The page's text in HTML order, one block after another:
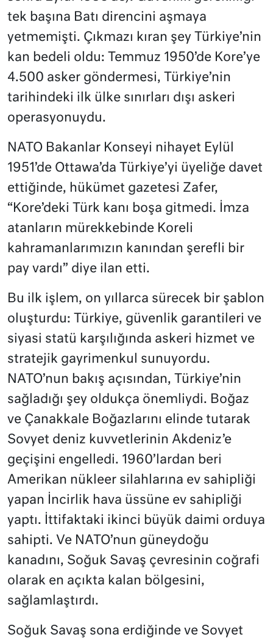
tek başına Batı direncini aşmaya
yetmemişti. Çıkmazı kıran şey Türkiye’nin
kan bedeli oldu: Temmuz 1950’de Kore’ye
4.500 asker göndermesi, Türkiye’nin
tarihindeki ilk ülke sınırları dışı askeri
operasyonuydu.
NATO Bakanlar Konseyi nihayet Eylül
1951’de Ottawa’da Türkiye’yi üyeliğe davet
ettiğinde, hükümet gazetesi Zafer,
“Kore’deki Türk kanı boşa gitmedi. İmza
atanların mürekkebinde Koreli
kahramanlarımızın kanından şerefli bir
pay vardı” diye ilan etti.
Bu ilk işlem, on yıllarca sürecek bir şablon
oluşturdu: Türkiye, güvenlik garantileri ve
siyasi statü karşılığında askeri hizmet ve
stratejik gayrimenkul sunuyordu.
NATO’nun bakış açısından, Türkiye’nin
sağladığı şey oldukça önemliydi. Boğaz
ve Çanakkale Boğazlarını elinde tutarak
Sovyet deniz kuvvetlerinin Akdeniz’e
geçişini engelledi. 1960’lardan beri
Amerikan nükleer silahlarına ev sahipliği
yapan İncirlik hava üssüne ev sahipliği
yaptı. İttifaktaki ikinci büyük daimi orduya
sahipti. Ve NATO’nun güneydoğu
kanadını, Soğuk Savaş çevresinin coğrafi
olarak en açıkta kalan bölgesini,
sağlamlaştırdı.
Soğuk Savaş sona erdiğinde ve Sovyet